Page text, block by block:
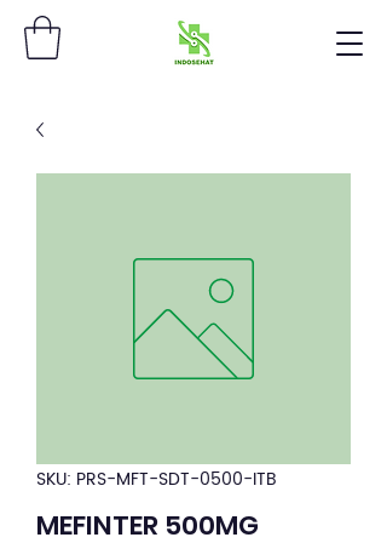
SKU: PRS-MFT-SDT-0500-ITB
MEFINTER 500MG